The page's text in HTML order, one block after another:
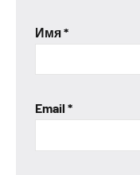
Имя*
Email *